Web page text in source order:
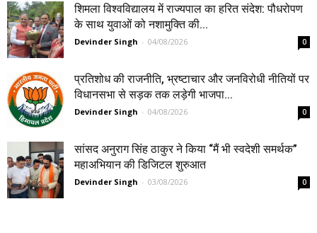
शिमला विश्वविद्यालय में राज्यपाल का हरित संदेश: पौधरोपण
के साथ युवाओं को नशामुक्ति की...
Devinder Singh - 04/08/2026 0
प्रतिशोध की राजनीति, भ्रष्टाचार और जनविरोधी नीतियों पर
विधानसभा से सड़क तक लड़ेगी भाजपा...
Devinder Singh - 04/08/2026 0
सांसद अनुराग सिंह ठाकुर ने किया “मैं भी स्वदेशी समर्थक”
महाअभियान की डिजिटल शुरुआत
Devinder Singh - 03/08/2026 0